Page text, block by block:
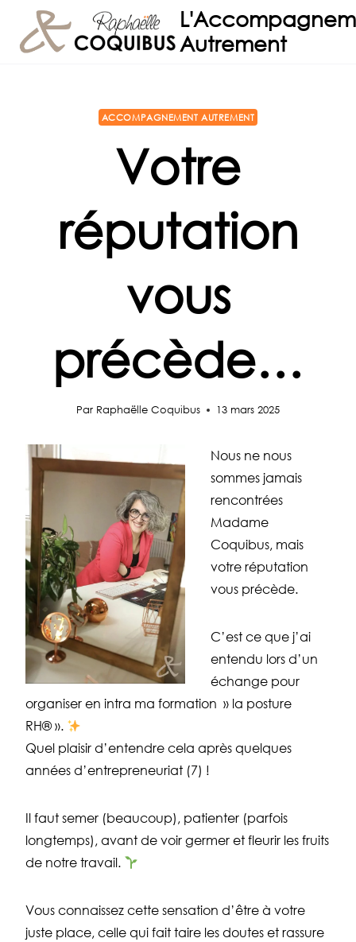
contenu
Autrement
ACCOMPAGNEMENT AUTREMENT
Votre
réputation
vous
précède…
Par Raphaëlle Coquibus 13 mars 2025
Nous ne nous
sommes jamais
rencontrées
Madame
Coquibus, mais
votre réputation
vous précède.
C’est ce que j’ai
entendu lors d’un
échange pour
organiser en intra ma formation » la posture
RH® ».
Quel plaisir d’entendre cela après quelques
années d’entrepreneuriat (7) !
Il faut semer (beaucoup), patienter (parfois
longtemps), avant de voir germer et fleurir les fruits
de notre travail.
Vous connaissez cette sensation d’être à votre
juste place, celle qui fait taire les doutes et rassure